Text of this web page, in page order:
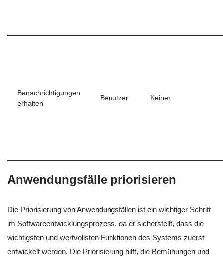
Benachrichtigungen
erhalten
Benutzer Keiner
Anwendungsfälle priorisieren
Die Priorisierung von Anwendungsfällen ist ein wichtiger Schritt
im Softwareentwicklungsprozess, da er sicherstellt, dass die
wichtigsten und wertvollsten Funktionen des Systems zuerst
entwickelt werden. Die Priorisierung hilft, die Bemühungen und